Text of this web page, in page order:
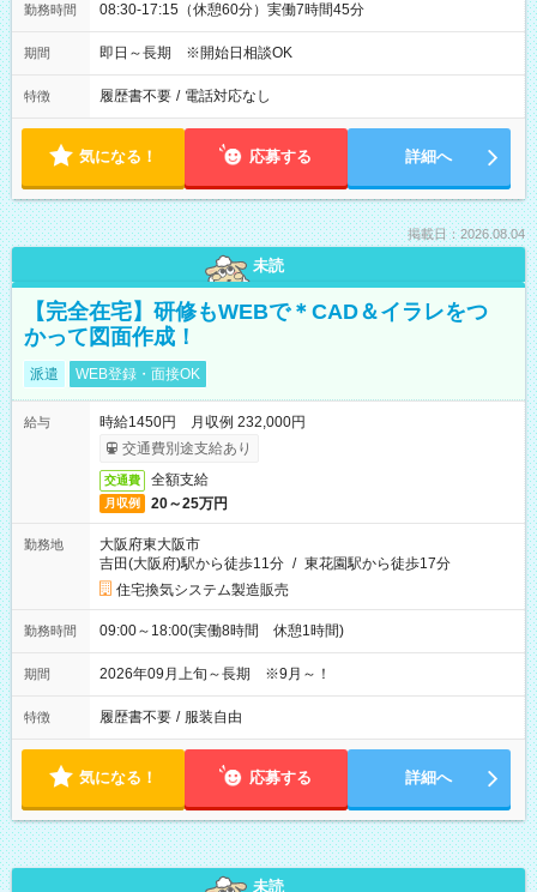
勤務時間 08:30-17:15（休憩60分）実働7時間45分
期間 即日～長期 ※開始日相談OK
特徴 履歴書不要 / 電話対応なし
気になる！ 応募する 詳細へ
掲載日：2026.08.04
未読
【完全在宅】研修もWEBで＊CAD＆イラレをつ
かって図面作成！
派遣 WEB登録・面接OK
給与
時給1450円 月収例 232,000円
交通費別途支給あり
交通費 全額支給
月収例 20～25万円
勤務地
大阪府東大阪市
吉田(大阪府)駅から徒歩11分 / 東花園駅から徒歩17分
住宅換気システム製造販売
勤務時間 09:00～18:00(実働8時間 休憩1時間)
期間 2026年09月上旬～長期 ※9月～！
特徴 履歴書不要 / 服装自由
気になる！ 応募する 詳細へ
未読